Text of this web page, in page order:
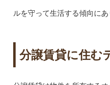
ルを守って生活する傾向にあ
分譲賃貸に住む